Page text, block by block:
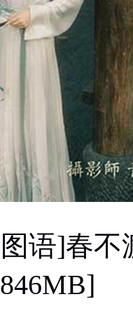
语]春不